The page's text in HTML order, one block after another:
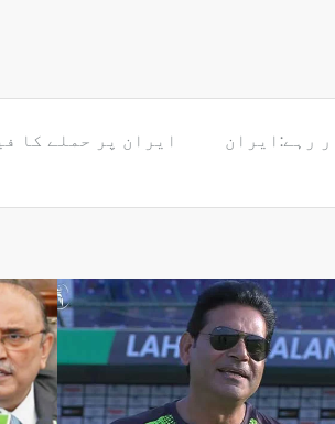
رہے:ایران
ایران پر حملے کا